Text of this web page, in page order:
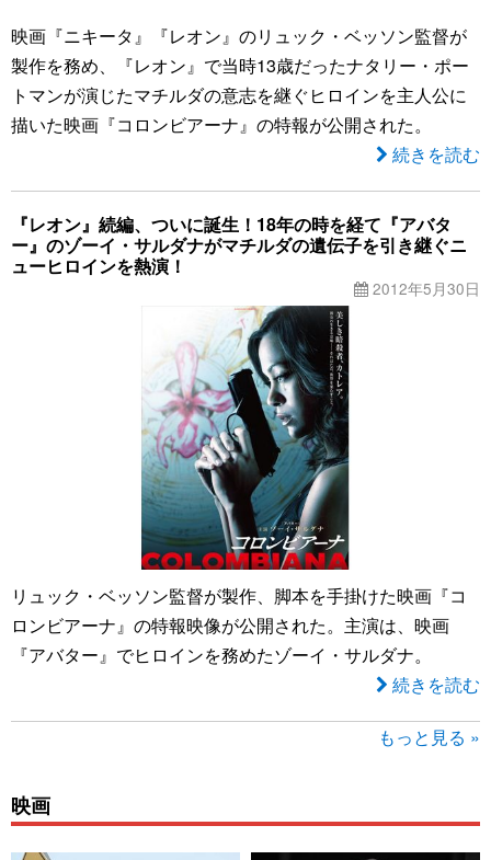
映画『ニキータ』『レオン』のリュック・ベッソン監督が
製作を務め、『レオン』で当時13歳だったナタリー・ポー
トマンが演じたマチルダの意志を継ぐヒロインを主人公に
描いた映画『コロンビアーナ』の特報が公開された。
続きを読む
『レオン』続編、ついに誕生！18年の時を経て『アバタ
ー』のゾーイ・サルダナがマチルダの遺伝子を引き継ぐニ
ューヒロインを熱演！
2012年5月30日
リュック・ベッソン監督が製作、脚本を手掛けた映画『コ
ロンビアーナ』の特報映像が公開された。主演は、映画
『アバター』でヒロインを務めたゾーイ・サルダナ。
続きを読む
もっと見る »
映画